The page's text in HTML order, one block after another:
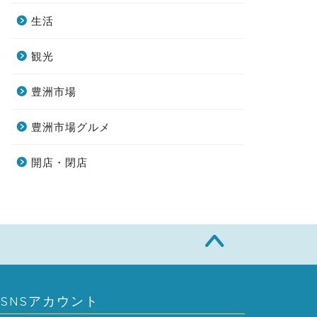
生活
観光
豊洲市場
豊洲市場グルメ
開店・閉店
SNSアカウント